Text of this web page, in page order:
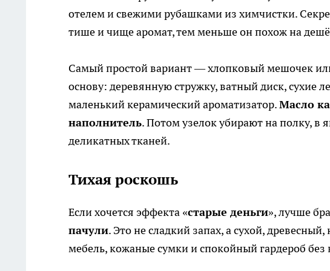
отелем и свежими рубашками из химчистки.
тише и чище аромат, тем меньше он похож на
Самый простой вариант — хлопковый мешочек
основу: деревянную стружку, ватный диск, сухие
маленький керамический ароматизатор.Масло
наполнитель. Потом узелок убирают на полку, в
деликатных тканей.
Тихая роскошь
Если хочется эффекта «старые деньги», лучше
пачули. Это не сладкий запах, а сухой,
мебель, кожаные сумки и спокойный гардероб без